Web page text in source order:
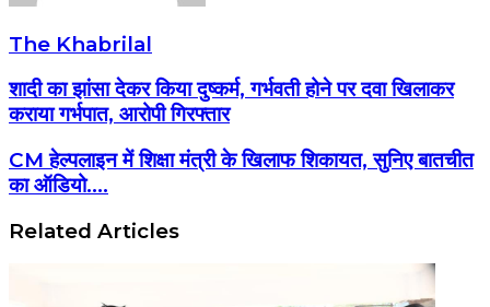
The Khabrilal
शादी का झांसा देकर किया दुष्कर्म, गर्भवती होने पर दवा खिलाकर
कराया गर्भपात, आरोपी गिरफ्तार
CM हेल्पलाइन में शिक्षा मंत्री के खिलाफ शिकायत, सुनिए बातचीत
का ऑडियो….
Related Articles